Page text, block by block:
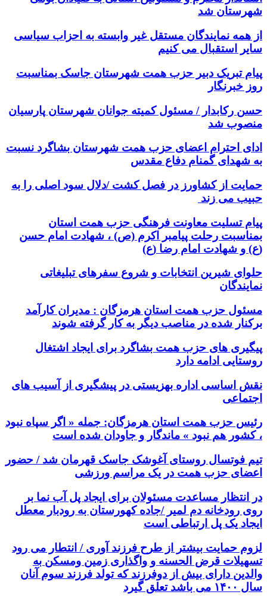
شهرستان شد
از همه نمایندگان مستقل غیر وابسته به احزاب سیاسی
سایر استقبال می کنیم
پیام تبریک دبیر حزب همت شهرستان جاسک بمناسبت
روز خبرنگار
حسن رکابدار / مسئول کمیته جوانان شهرستان پارسیان
منصوب شد
ادای احترام اعضای حزب همت شهرستان بشاگرد نسبت
به شهدای گمنام دفاع مقدس
حمایت از کشاورز در فصل کشت /دلال سود اصلی را به
حبیب می زند
پیام تسلیت معاونت فرهنگی حزب همت استان
بمناسبت رحلت پیامبر اکرم (ص) ، شهادت امام حسن
(ع) و شهادت امام رضا (ع)
حلوای شیرین انتخابات و شروع سفرهای تبلیغاتی
نمایندگان
مسئول حزب همت استان هرمزگان : مدیران کارآمد
برکنار شده در مناصب دیگر به کار گرفته شوند
پیگیری های حزب همت بشاگرد برای ایجاد اشتغال
روستایی ادامه دارد
نقش اساسی اداره بهزیستی در پیشگیری از آسیب های
اجتماعی
رئیس حزب همت استان هرمزگان: جمله « اگر سپاه نبود
، کشور هم نبود » ماندگار و جاودان شده است
تیم فوتسال روستای آغوشک جاسک قهرمان شد / حضور
اعضای حزب همت در یک مراسم ورزشی
در انتظار مساعدت مسئولان برای ایجاد پل آب نما بر
روی رودخانه دم لمیر /جاده کهورستان به رودبار معطل
ایجاد یک پل ارتباطی است
لزوم حمایت بیشتر از طرح فرزند آوری / انتطار می رود
تسهیلات قرض الحسنه و واگذاری زمین ومسکن به
والدین دارای بیش از دوفرزند که تولد فرزند سوم آنان
سال ۱۴۰۰ می باشد تعلق گیرد